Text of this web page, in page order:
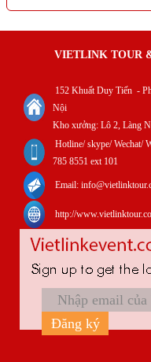
Mọi yêu cầu của
VIETLINK TOUR &
152 Khuất Duy Tiến -
Nội
Hotline/ skype/ Wechat/
http://